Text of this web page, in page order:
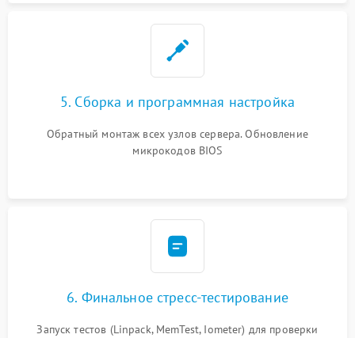
5. Сборка и программная настройка
Обратный монтаж всех узлов сервера. Обновление
микрокодов BIOS
6. Финальное стресс-тестирование
Запуск тестов (Linpack, MemTest, Iometer) для проверки